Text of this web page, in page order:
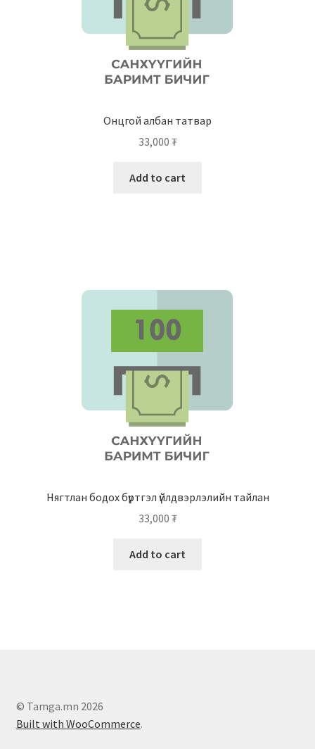
Онцгой албан татвар
33,000 ₮
Add to cart
Нягтлан бодох бүртгэл үйлдвэрлэлийн тайлан
33,000 ₮
Add to cart
© Tamga.mn 2026
Built with WooCommerce.